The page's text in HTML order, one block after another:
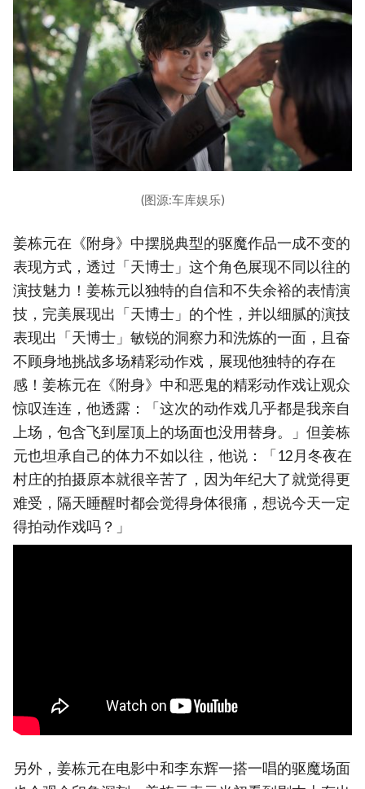
(图源:车库娱乐)
姜栋元在《附身》中摆脱典型的驱魔作品一成不变的
表现方式，透过「天博士」这个角色展现不同以往的
演技魅力！姜栋元以独特的自信和不失余裕的表情演
技，完美展现出「天博士」的个性，并以细腻的演技
表现出「天博士」敏锐的洞察力和洗炼的一面，且奋
不顾身地挑战多场精彩动作戏，展现他独特的存在
感！姜栋元在《附身》中和恶鬼的精彩动作戏让观众
惊叹连连，他透露：「这次的动作戏几乎都是我亲自
上场，包含飞到屋顶上的场面也没用替身。」但姜栋
元也坦承自己的体力不如以往，他说：「12月冬夜在
村庄的拍摄原本就很辛苦了，因为年纪大了就觉得更
难受，隔天睡醒时都会觉得身体很痛，想说今天一定
得拍动作戏吗？」
另外，姜栋元在电影中和李东辉一搭一唱的驱魔场面